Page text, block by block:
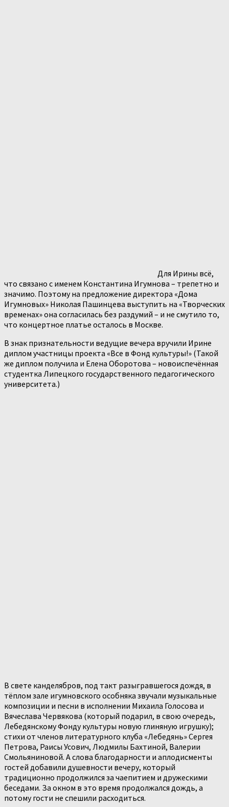
Для Ирины всё,
что связано с именем Константина Игумнова – трепетно и
значимо. Поэтому на предложение директора «Дома
Игумновых» Николая Пашинцева выступить на «Творческих
временах» она согласилась без раздумий – и не смутило то,
что концертное платье осталось в Москве.
В знак признательности ведущие вечера вручили Ирине
диплом участницы проекта «Все в Фонд культуры!» (Такой
же диплом получила и Елена Оборотова – новоиспечённая
студентка Липецкого государственного педагогического
университета.)
В свете канделябров, под такт разыгравшегося дождя, в
тёплом зале игумновского особняка звучали музыкальные
композиции и песни в исполнении Михаила Голосова и
Вячеслава Червякова (который подарил, в свою очередь,
Лебедянскому Фонду культуры новую глиняную игрушку);
стихи от членов литературного клуба «Лебедянь» Сергея
Петрова, Раисы Усович, Людмилы Бахтиной, Валерии
Смольяниновой. А слова благодарности и аплодисменты
гостей добавили душевности вечеру, который
традиционно продолжился за чаепитием и дружескими
беседами. За окном в это время продолжался дождь, а
потому гости не спешили расходиться.